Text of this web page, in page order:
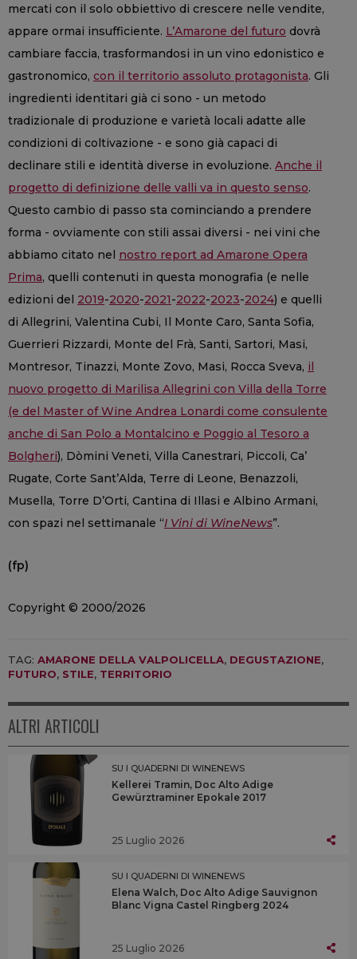
mercati con il solo obbiettivo di crescere nelle vendite,
appare ormai insufficiente. L’Amarone del futuro dovrà
cambiare faccia, trasformandosi in un vino edonistico e
gastronomico, con il territorio assoluto protagonista. Gli
ingredienti identitari già ci sono - un metodo
tradizionale di produzione e varietà locali adatte alle
condizioni di coltivazione - e sono già capaci di
declinare stili e identità diverse in evoluzione. Anche il
progetto di definizione delle valli va in questo senso.
Questo cambio di passo sta cominciando a prendere
forma - ovviamente con stili assai diversi - nei vini che
abbiamo citato nel nostro report ad Amarone Opera
Prima, quelli contenuti in questa monografia (e nelle
edizioni del 2019-2020-2021-2022-2023-2024) e quelli
di Allegrini, Valentina Cubi, Il Monte Caro, Santa Sofia,
Guerrieri Rizzardi, Monte del Frà, Santi, Sartori, Masi,
Montresor, Tinazzi, Monte Zovo, Masi, Rocca Sveva, il
nuovo progetto di Marilisa Allegrini con Villa della Torre
(e del Master of Wine Andrea Lonardi come consulente
anche di San Polo a Montalcino e Poggio al Tesoro a
Bolgheri), Dòmini Veneti, Villa Canestrari, Piccoli, Ca’
Rugate, Corte Sant’Alda, Terre di Leone, Benazzoli,
Musella, Torre D’Orti, Cantina di Illasi e Albino Armani,
con spazi nel settimanale “I Vini di WineNews”.
(fp)
Copyright © 2000/2026
TAG: AMARONE DELLA VALPOLICELLA, DEGUSTAZIONE,
FUTURO, STILE, TERRITORIO
ALTRI ARTICOLI
SU I QUADERNI DI WINENEWS
Kellerei Tramin, Doc Alto Adige
Gewürztraminer Epokale 2017
25 Luglio 2026
SU I QUADERNI DI WINENEWS
Elena Walch, Doc Alto Adige Sauvignon
Blanc Vigna Castel Ringberg 2024
25 Luglio 2026